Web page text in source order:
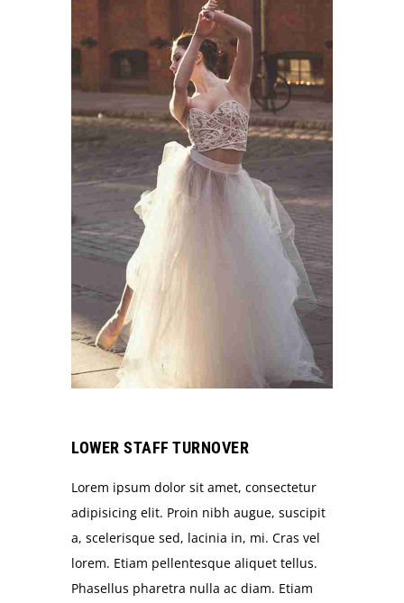
LOWER STAFF TURNOVER
Lorem ipsum dolor sit amet, consectetur
adipisicing elit. Proin nibh augue, suscipit
a, scelerisque sed, lacinia in, mi. Cras vel
lorem. Etiam pellentesque aliquet tellus.
Phasellus pharetra nulla ac diam. Etiam